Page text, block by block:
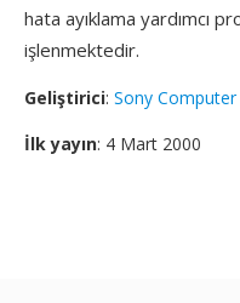
hata ayıklama yardımcı
işlenmektedir.
Geliştirici: Sony
İlk yayın: 4 Mart 2000